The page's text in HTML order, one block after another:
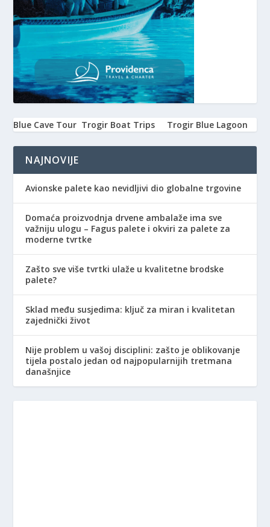
Blue Cave Tour Trogir Boat Trips Trogir Blue Lagoon
NAJNOVIJE
Avionske palete kao nevidljivi dio globalne trgovine
Domaća proizvodnja drvene ambalaže ima sve
važniju ulogu – Fagus palete i okviri za palete za
moderne tvrtke
Zašto sve više tvrtki ulaže u kvalitetne brodske
palete?
Sklad među susjedima: ključ za miran i kvalitetan
zajednički život
Nije problem u vašoj disciplini: zašto je oblikovanje
tijela postalo jedan od najpopularnijih tretmana
današnjice